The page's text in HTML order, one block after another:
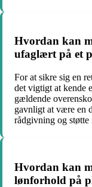
Hvordan kan
ufaglært på et
For at sikre sig en
det vigtigt at kende
gældende
gavnligt at være en
rådgivning og
Hvordan kan
lønforhold på